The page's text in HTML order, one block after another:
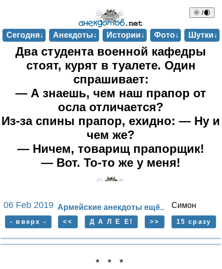
🌞 /🌒
Сегодня↓ Анекдоты↓ Истории↓ Фото↓ Шутки↓
Два студента военной кафедры
стоят, курят в туалете. Один
спрашивает:
— А знаешь, чем наш прапор от
осла отличается?
Из-за спины прапор, ехидно: — Ну и
чем же?
— Ничем, товарищ прапорщик!
— Вот. То-то же у меня!
06 Feb 2019 Армейские анекдоты ещё.. Симон
- вверх - << Д А Л Е Е! >> 15 сразу
* * *